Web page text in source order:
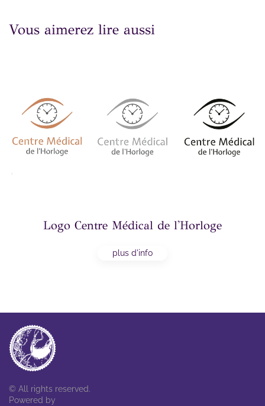
Vous aimerez lire aussi
Logo Centre Médical de l'Horloge
plus d'info
© All rights reserved.
Powered by